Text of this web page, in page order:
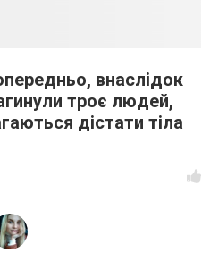
внаслідок
троє людей,
дістати тіла